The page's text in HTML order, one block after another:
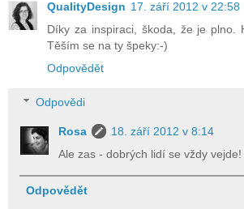
QualityDesign 17. září 2012 v 22:58
Díky za inspiraci, škoda, že je plno.
Těším se na ty špeky:-)
Odpovědět
Odpovědi
Rosa
18. září 2012 v 8:14
Ale zas - dobrých lidí se vždy vejde!
Odpovědět